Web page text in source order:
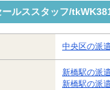
ルススタッフ/
中央区の派
新橋駅の派
新橋駅の派